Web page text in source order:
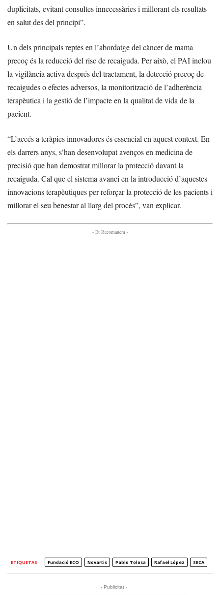
duplicitats, evitant consultes innecessàries i millorant els resultats
en salut des del principi”.
Un dels principals reptes en l’abordatge del càncer de mama
precoç és la reducció del risc de recaiguda. Per això, el PAI inclou
la vigilància activa després del tractament, la detecció precoç de
recaigudes o efectes adversos, la monitorització de l’adherència
terapèutica i la gestió de l’impacte en la qualitat de vida de la
pacient.
“L’accés a teràpies innovadores és essencial en aquest context. En
els darrers anys, s’han desenvolupat avenços en medicina de
precisió que han demostrat millorar la protecció davant la
recaiguda. Cal que el sistema avanci en la introducció d’aquestes
innovacions terapèutiques per reforçar la protecció de les pacients i
millorar el seu benestar al llarg del procés”, van explicar.
- Et Recomanem -
ETIQUETAS Fundació ECO Novartis Pablo Tolosa Rafael López SECA
- Publicitat -